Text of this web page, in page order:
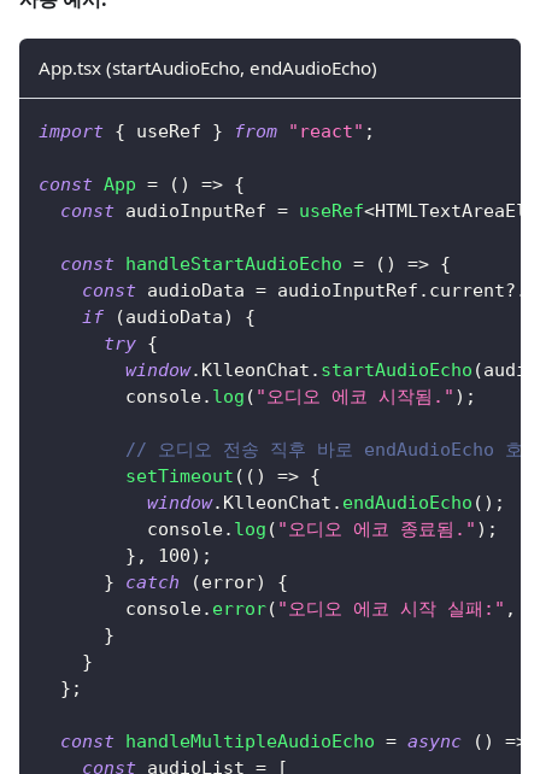
App.tsx (startAudioEcho, endAudioEcho)
import { useRef } from "react" ;
const App = ( ) => {
const audioInputRef = useRef<
const handleStartAudioEcho = ( ) => {
const audioData = audioInputRef . current?.
if
(audioData)
{
try {
window. KlleonChat . startAudioEcho (
console. log ( "오디오 에코 시작됨." ) ;
// 오디오 전송 직후 바로 endAudioEcho 호
setTimeout ( ( ) => {
window. KlleonChat . endAudioEcho ( ) ;
console. log ( "오디오 에코 종료됨." ) ;
} , 100) ;
}
catch (error)
{
console. error( "오디오 에코 시작 실패:" ,
}
}
} ;
const handleMultipleAudioEcho = async ( ) =>
const audioList =
[